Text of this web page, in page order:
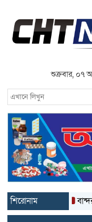
শুক্রবার, ০৭
শিরোনাম